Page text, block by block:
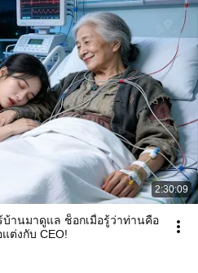
2:30:09
านมาดูแล ช็อกเมื่อรู้ว่าท่านคือ
ต่งกับ CEO!